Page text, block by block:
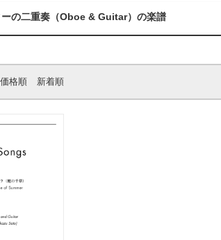
の二重奏（Oboe & Guitar）の楽譜
価格順 新着順